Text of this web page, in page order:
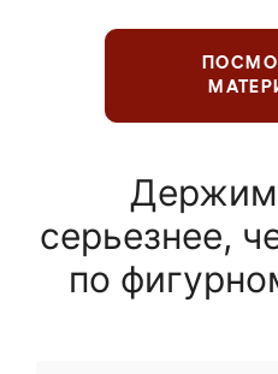
Держим
серьезнее,
по